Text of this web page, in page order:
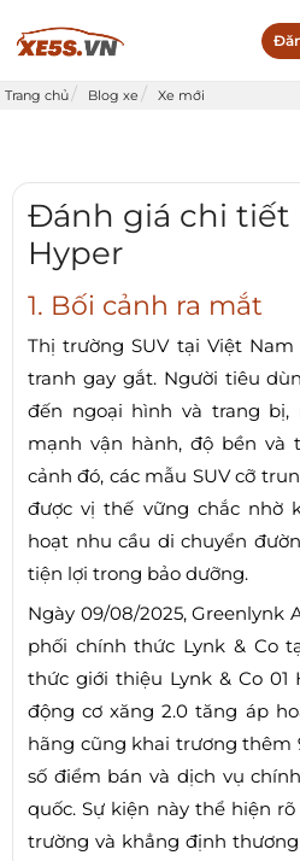
Trang chủ Blog xe Xe mới
Đánh giá chi tiết
Hyper
1. Bối cảnh ra mắt
Thị trường SUV tại Việt
tranh gay gắt. Người tiêu
đến ngoại hình và trang
mạnh vận hành, độ bền và
cảnh đó, các mẫu SUV cỡ
được vị thế vững chắc nhờ
hoạt nhu cầu di chuyển
tiện lợi trong bảo dưỡng.
Ngày 09/08/2025, Greenlynk
phối chính thức Lynk & Co
thức giới thiệu Lynk & Co 01
động cơ xăng 2.0 tăng áp
hãng cũng khai trương thêm
số điểm bán và dịch vụ
quốc. Sự kiện này thể hiện
trường và khẳng định